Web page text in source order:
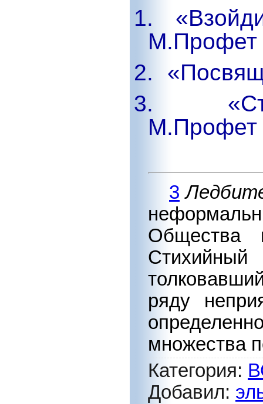
1.
М.Профет
2.
3.
М.Профет
3
Общества
Стихийный
ряду
множества
Категория:
Добавил: